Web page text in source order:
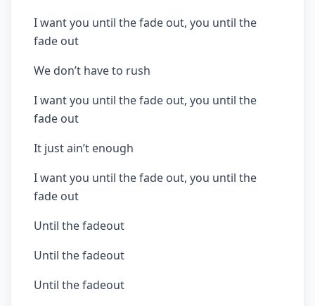
I want you until the fade out, you until the
fade out
We don’t have to rush
I want you until the fade out, you until the
fade out
It just ain’t enough
I want you until the fade out, you until the
fade out
Until the fadeout
Until the fadeout
Until the fadeout